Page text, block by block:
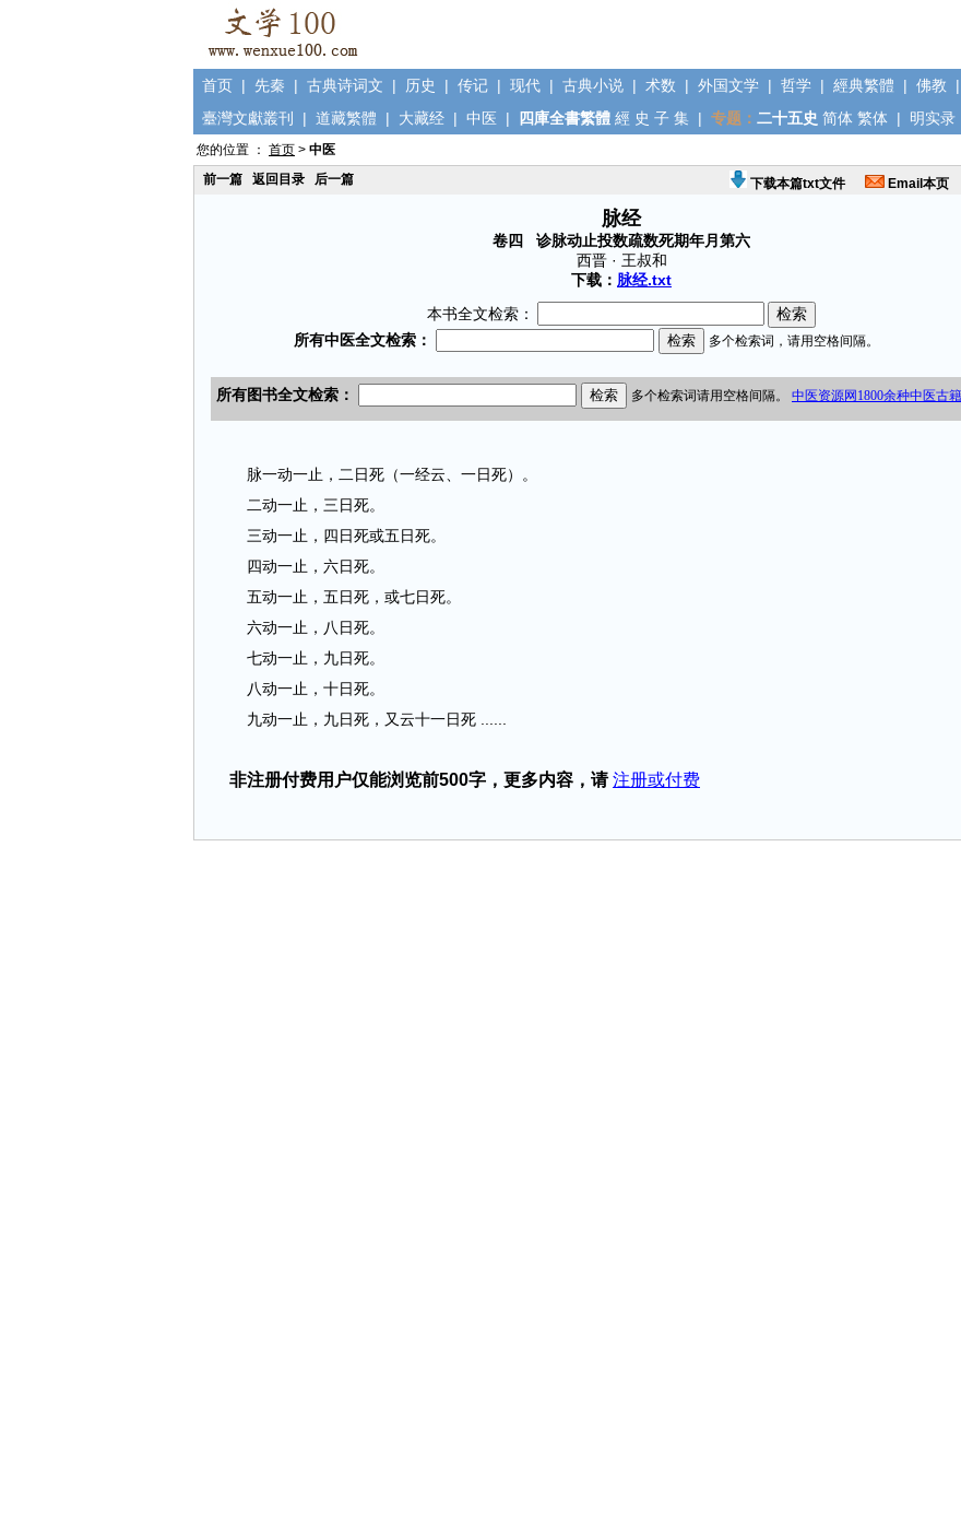
首页 | 先秦 | 古典诗词文 | 历史 | 传记 | 现代 | 古典小说 | 术数 | 外国文学 | 哲学 | 經典繁體 | 佛教 |
臺灣文獻叢刊
| 道藏繁體 | 大藏经 | 中医 | 四庫全書繁體 經 史 子 集 | 专题： 二十五史 简体 繁体 | 明实录
您的位置 ： 首页 > 中医
前一篇
返回目录 后一篇 下载本篇txt文件 Email本页
脉经
卷四 诊脉动止投数疏数死期年月第六
西晋 · 王叔和
下载： 脉经.txt
本书全文检索：
脉一动一止，二日死（一经云、一日死）。
二动一止，三日死。
三动一止，四日死或五日死。
四动一止，六日死。
五动一止，五日死，或七日死。
六动一止，八日死。
七动一止，九日死。
八动一止，十日死。
九动一止，九日死，又云十一日死 ......
非注册付费用户仅能浏览前500字，更多内容，请 注册或付费